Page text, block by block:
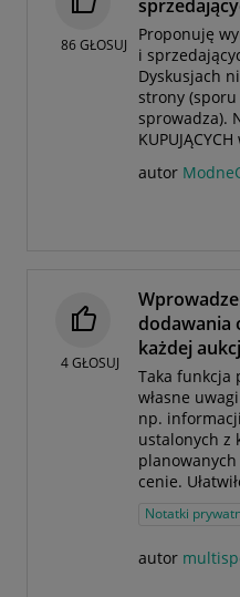
86GŁOSUJ
Proponuję
i
Dyskusjach
strony
sprowadza).
autor
4GŁOSUJ
dodawania
każdej
Taka funkcja
własne
np.
ustalonych z
cenie.
Notatki
autor